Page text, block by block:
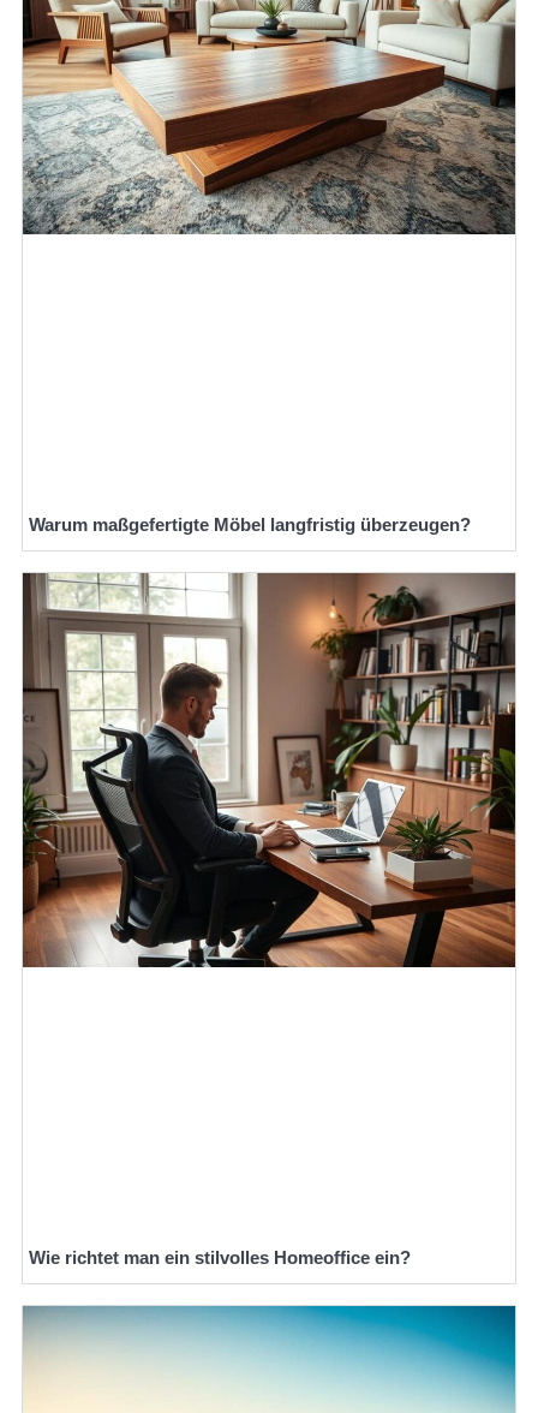
Warum maßgefertigte Möbel langfristig überzeugen?
Wie richtet man ein stilvolles Homeoffice ein?